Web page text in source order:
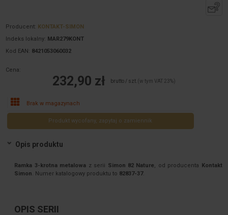
Producent: KONTAKT-SIMON
Indeks lokalny: MAR279KONT
Kod EAN: 8421053060032
Cena:
232,90 zł brutto / szt. (w tym VAT 23%)
Brak w magazynach
Produkt wycofany, zapytaj o zamiennik
Opis produktu
Ramka 3-krotna metalowa z serii Simon 82 Nature, od producenta
Kontakt
Simon. Numer katalogowy produktu to 82837-37.
OPIS SERII